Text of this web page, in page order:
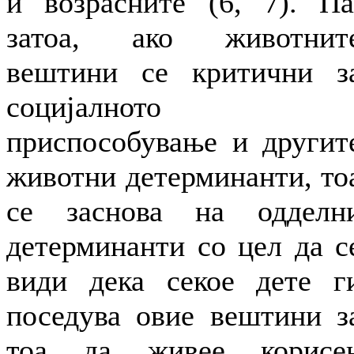
затоа, ако
вештини се критични
социјалното
приспособување и
животни детерминанти,
се заснова на
детерминанти со цел да
види дека секое дете
поседува овие вештини